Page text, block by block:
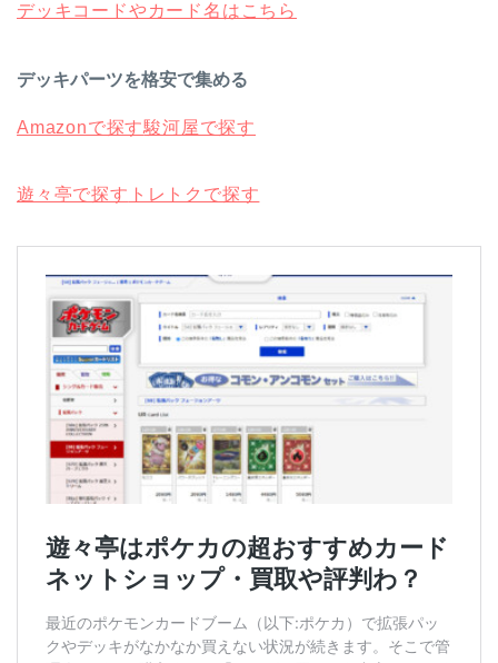
デッキコードやカード名はこちら
デッキパーツを格安で集める
Amazonで探す駿河屋で探す
遊々亭で探す トレトクで探す